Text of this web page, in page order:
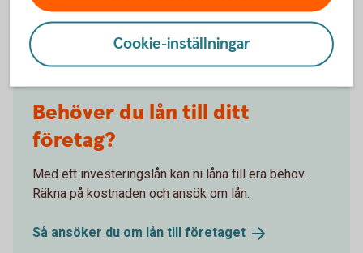
Chef för Group Sustainability
Behöver du lån till ditt
företag?
Med ett investeringslån kan ni låna till era behov.
Räkna på kostnaden och ansök om lån.
Så ansöker du om lån till företaget
Cookie-inställningar